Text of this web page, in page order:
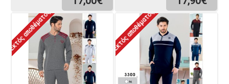
Εκτός αποθέματος Εκτός αποθέματος